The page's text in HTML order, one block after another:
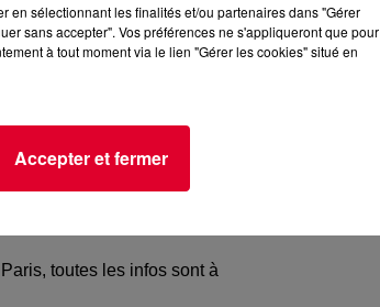
sont de véritables
qui on a collaboré».
toutes les infos sont à
en sélectionnant les finalités et/ou partenaires dans "Gérer
sans accepter". Vos préférences ne s'appliqueront que pour
à tout moment via le lien "Gérer les cookies" situé en
Accepter et fermer